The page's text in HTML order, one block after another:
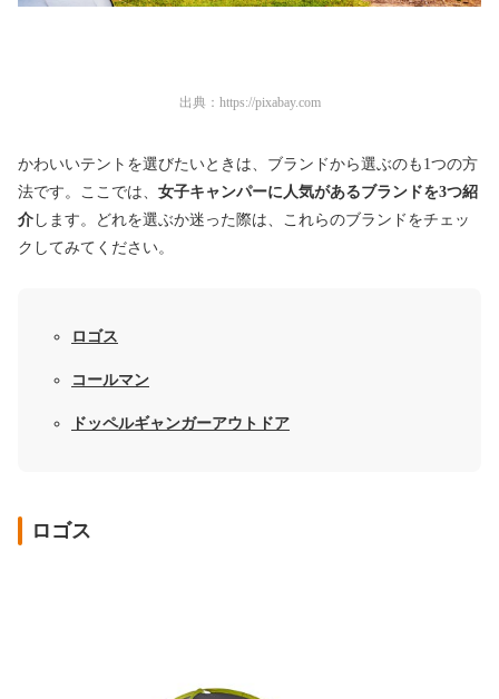
出典： https://pixabay.com
かわいいテントを選びたいときは、ブランドから選ぶのも1つの方
法です。ここでは、 女子キャンパーに人気があるブランドを3つ紹
介 します。どれを選ぶか迷った際は、これらのブランドをチェッ
クしてみてください。
ロゴス
コールマン
ドッペルギャンガーアウトドア
ロゴス